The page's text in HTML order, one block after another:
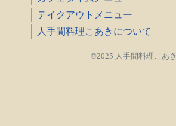
テイクアウトメニュー
人手間料理こあきについて
©2025 人手間料理こあき